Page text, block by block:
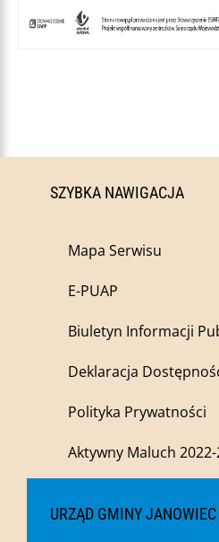
SZYBKA NAWIGACJA
Mapa Serwisu
E-PUAP
Biuletyn Informacji
Deklaracja
Polityka Prywatności
Aktywny Maluch
URZĄD GMINY